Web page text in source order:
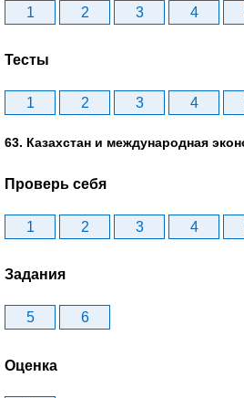
1 2 3 4
Тесты
1 2 3 4
63. Казахстан и международная
Проверь себя
1 2 3 4
Задания
5 6
Оценка